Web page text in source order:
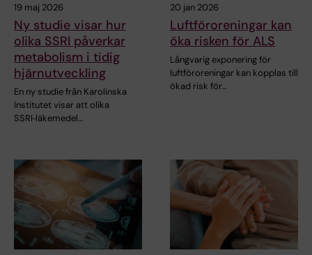
19 maj 2026
Ny studie visar hur
olika SSRI påverkar
metabolism i tidig
hjärnutveckling
En ny studie från Karolinska
Institutet visar att olika
SSRI‑läkemedel…
20 jan 2026
Luftföroreningar kan
öka risken för ALS
Långvarig exponering för
luftföroreningar kan kopplas till
ökad risk för…